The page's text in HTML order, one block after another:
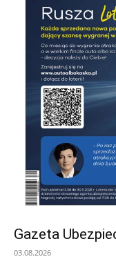
Gazeta
03.08.2026